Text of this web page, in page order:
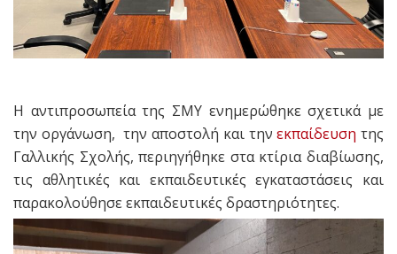
Η αντιπροσωπεία της ΣΜΥ ενημερώθηκε σχετικά με
την οργάνωση, την αποστολή και τηνεκπαίδευση της
Γαλλικής Σχολής, περιηγήθηκε στα κτίρια διαβίωσης,
τις αθλητικές και εκπαιδευτικές εγκαταστάσεις και
παρακολούθησε εκπαιδευτικές δραστηριότητες.